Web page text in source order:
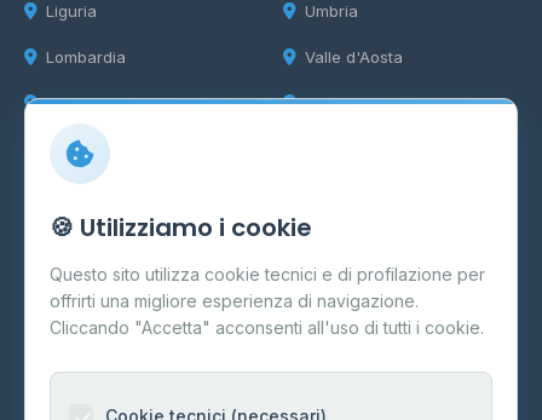
Liguria
Lombardia
Marche
Umbria
Valle d'Aosta
Veneto
Info
Cos'è il GPL
FAQ
Contatti
🍪 Utilizziamo i cookie
Questo sito utilizza cookie tecnici e di profilazione per
offrirti una migliore esperienza di navigazione.
Cliccando "Accetta" acconsenti all'uso di tutti i cookie.
Cookie tecnici (necessari)